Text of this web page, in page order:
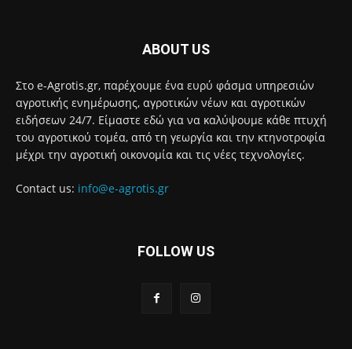
ABOUT US
Στο e-Agrotis.gr, παρέχουμε ένα ευρύ φάσμα υπηρεσιών
αγροτικής ενημέρωσης, αγροτικών νέων και αγροτικών
ειδήσεων 24/7. Είμαστε εδώ για να καλύψουμε κάθε πτυχή
του αγροτικού τομέα, από τη γεωργία και την κτηνοτροφία
μέχρι την αγροτική οικονομία και τις νέες τεχνολογίες.
Contact us: info@e-agrotis.gr
FOLLOW US